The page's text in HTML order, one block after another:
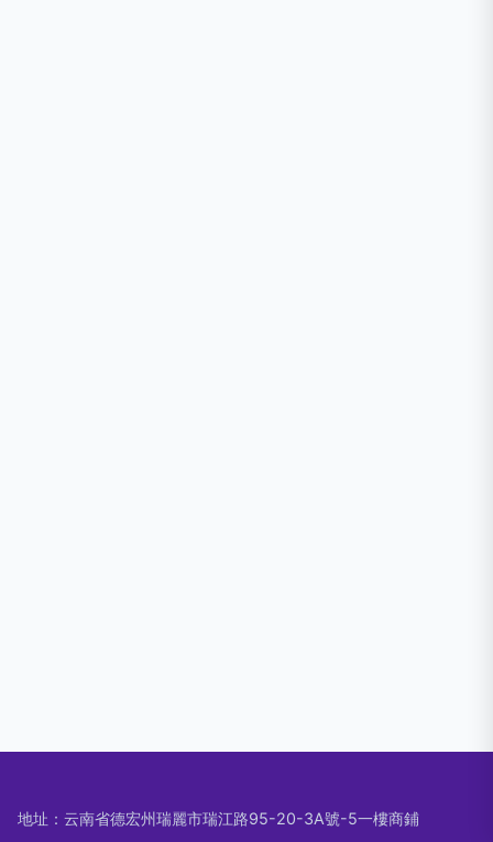
地址：云南省德宏州瑞麗市瑞江路95-20-3A號-5一樓商鋪